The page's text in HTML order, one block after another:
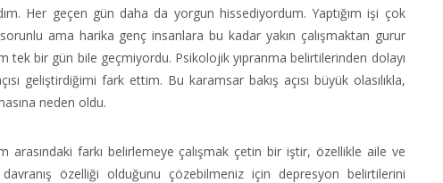
Her geçen gün daha da yorgun hissediyordum. Yaptığım işi çok
ama harika genç insanlara bu kadar yakın çalışmaktan gurur
tek bir gün bile geçmiyordu. Psikolojik yıpranma belirtilerinden dolayı
geliştirdiğimi fark ettim. Bu karamsar bakış açısı büyük olasılıkla,
neden oldu.
farkı belirlemeye çalışmak çetin bir iştir, özellikle aile ve
özelliği olduğunu çözebilmeniz için depresyon belirtilerini